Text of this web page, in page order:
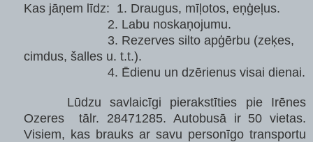
Kas jāņem līdz: 1. Draugus, mīļotos, eņģeļus.
2. Labu noskaņojumu.
3. Rezerves silto apģērbu (zeķes,
cimdus, šalles u. t.t.).
4. Ēdienu un dzērienus visai dienai.
Lūdzu savlaicīgi pierakstīties pie Irēnes
Ozeres tālr. 28471285. Autobusā ir 50 vietas.
Visiem, kas brauks ar savu personīgo transportu